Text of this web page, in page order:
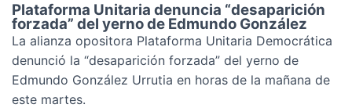
Plataforma Unitaria denuncia “desaparición
forzada” del yerno de Edmundo González
La alianza opositora Plataforma Unitaria Democrática
denunció la “desaparición forzada” del yerno de
Edmundo González Urrutia en horas de la mañana de
este martes.